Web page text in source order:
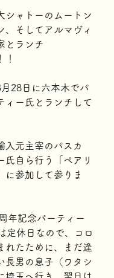
シャトーのムートン
、そしてアルマヴィ
とランチ
！
28日に六本木でパ
ィー氏とランチして
入元主宰のパスカ
氏自ら行う「ペアリ
に参加して参りま
年記念パーティー
定休日なので、コロ
れたために、まだ逢
長男の息子（ワタシ